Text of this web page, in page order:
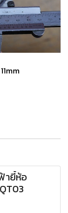
ายี้ห้อ